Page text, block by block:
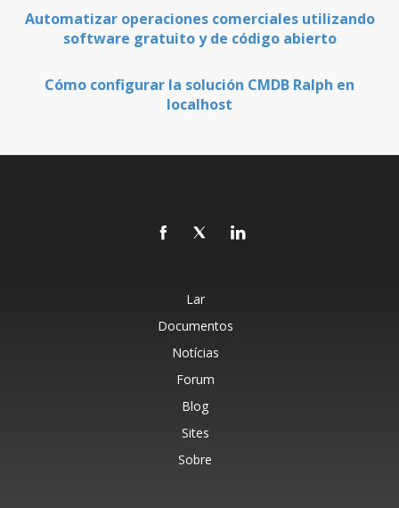
Automatizar operaciones comerciales utilizando
software gratuito y de código abierto
Cómo configurar la solución CMDB Ralph en
localhost
Lar
Documentos
Notícias
Forum
Blog
Sites
Sobre